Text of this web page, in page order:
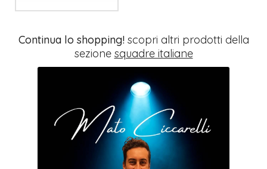
Continua lo shopping!scopri altri prodotti della
sezione squadre italiane